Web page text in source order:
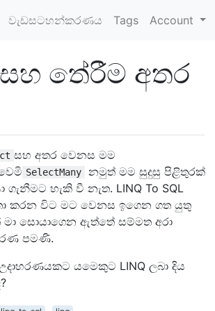
වැඩසටහන්කරණය Tags Account
තේරීම අතර
සහ අතර වෙනස මම
SelectMany
නමුත් මම සුදුසු පිළිතුරක්
ගැනීමට හැකි වී නැත. LINQ To SQL
කරන විට මට වෙනස ඉගෙන ගත යුතු
සොයාගෙන ඇත්තේ සම්මත අරා
පමණි.
උදාහරණයකට යමෙකුට LINQ ලබා දිය